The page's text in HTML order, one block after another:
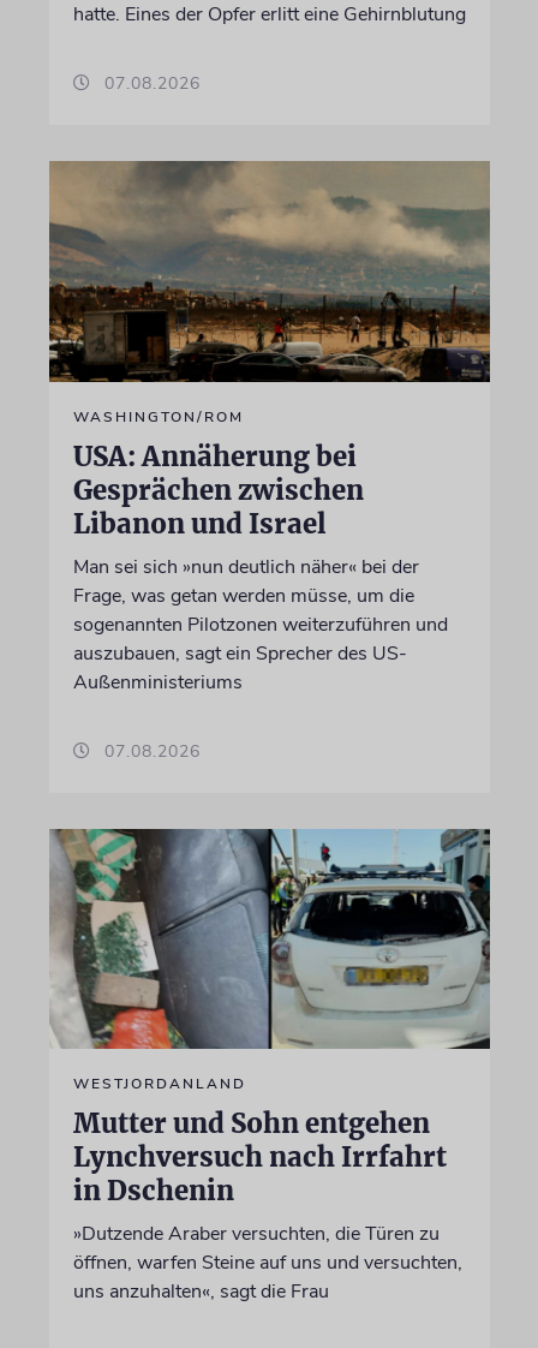
hatte. Eines der Opfer erlitt eine Gehirnblutung
07.08.2026
WASHINGTON/ROM
USA: Annäherung bei
Gesprächen zwischen
Libanon und Israel
Man sei sich »nun deutlich näher« bei der
Frage, was getan werden müsse, um die
sogenannten Pilotzonen weiterzuführen und
auszubauen, sagt ein Sprecher des US-
Außenministeriums
07.08.2026
WESTJORDANLAND
Mutter und Sohn entgehen
Lynchversuch nach Irrfahrt
in Dschenin
»Dutzende Araber versuchten, die Türen zu
öffnen, warfen Steine auf uns und versuchten,
uns anzuhalten«, sagt die Frau